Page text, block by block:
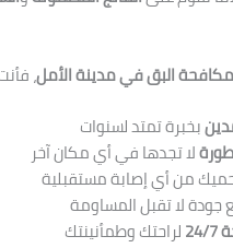
مكافحة البق في مدينة الأمل،
بخبرة تمتد لسنوات
لا تجدها في أي مكان آخر
من أي إصابة مستقبلية
جودة لا تقبل المساومة
7
لراحتك وطمأنينتك